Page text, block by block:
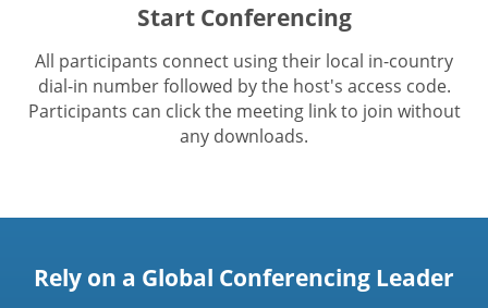
Start Conferencing
All participants connect using their local in-country
dial-in number followed by the host's access code.
Participants can click the meeting link to join without
any downloads.
Rely on a Global Conferencing Leader